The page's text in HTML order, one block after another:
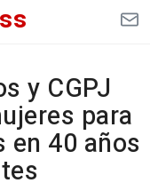
y CGPJ
para
en 40 años